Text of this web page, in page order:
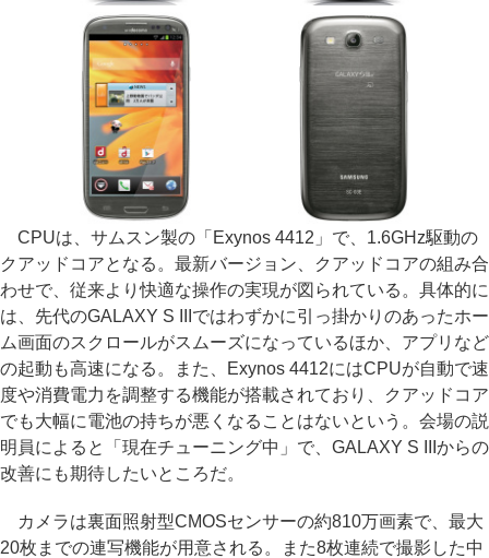
CPUは、サムスン製の「Exynos 4412」で、1.6GHz駆動の
クアッドコアとなる。最新バージョン、クアッドコアの組み合
わせで、従来より快適な操作の実現が図られている。具体的に
は、先代のGALAXY S IIIではわずかに引っ掛かりのあったホー
ム画面のスクロールがスムーズになっているほか、アプリなど
の起動も高速になる。また、Exynos 4412にはCPUが自動で速
度や消費電力を調整する機能が搭載されており、クアッドコア
でも大幅に電池の持ちが悪くなることはないという。会場の説
明員によると「現在チューニング中」で、GALAXY S IIIからの
改善にも期待したいところだ。
カメラは裏面照射型CMOSセンサーの約810万画素で、最大
20枚までの連写機能が用意される。また8枚連続で撮影した中